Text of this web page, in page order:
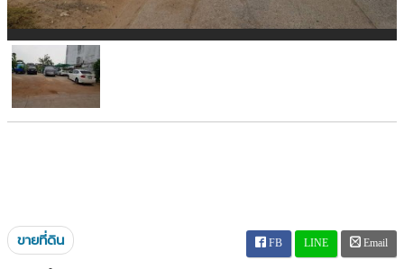
ขายที่ดิน FB LINE Email